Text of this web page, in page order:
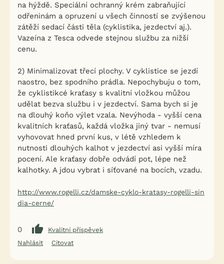
na hýždě. Speciální ochranný krém zabraňující
odřeninám a opruzení u všech činností se zvýšenou
zátěží sedací části těla (cyklistika, jezdectví aj.).
Vazeína z Tesca odvede stejnou službu za nižší
cenu.
2) Minimalizovat třecí plochy. V cyklistice se jezdí
naostro, bez spodního prádla. Nepochybuju o tom,
že cyklistikcé kraťasy s kvalitní vložkou můžou
udělat bezva službu i v jezdectví. Sama bych si je
na dlouhý koňo výlet vzala. Nevýhoda - vyšší cena
kvalitních kraťasů, každá vložka jiný tvar - nemusí
vyhovovat hned první kus, v létě vzhledem k
nutnosti dlouhých kalhot v jezdectví asi vyšší míra
pocení. Ale kraťasy dobře odvádí pot, lépe než
kalhotky. A jdou vybrat i síťované na bocích, vzadu.
http://www.rogelli.cz/damske-cyklo-kratasy-rogelli-sin
dia-cerne/
0
Kvalitní příspěvek
Nahlásit
Citovat